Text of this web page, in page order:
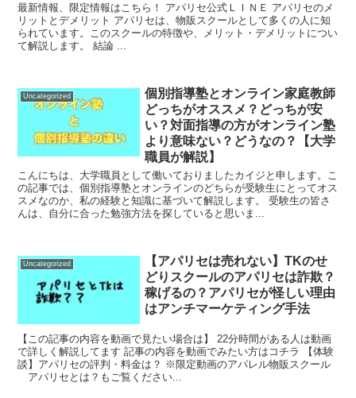
最新情報、限定情報はこちら！ アパリセ公式ＬＩＮＥ アパリセのメ
リットとデメリット アパリセは、物販スクールとして多くの人に知
られています。このスクールの特徴や、メリット・デメリットについ
て解説します。 結論 ...
Uncategorized
個別指導塾とオンライン家庭教師
どっちがオススメ？どっちが安
い？対面指導の方がオンライン塾
より意味ない？どうなの？【大学
職員が解説】
こんにちは、大学職員として働いておりましたカイジと申します。こ
の記事では、個別指導塾とオンラインのどちらが受験生にとってオス
スメなのか、私の経験と知識に基づいて解説します。 受験生の皆さ
んは、自分に合った勉強方法を探していると思いま...
Uncategorized
【アパリセは売れない】TKのせ
どりスクールのアパリセは詐欺？
稼げるの？アパリセが怪しい理由
はアンチマーケティング手法
【この記事の内容を動画で見たい場合は】 22分時間がある人は動画
で詳しく解説してます 記事の内容を動画でみたい方はコチラ 【体験
談】アパリセの評判・料金は？ ※限定動画のアパレル物販スクール
アパリセとは？もご覧ください...